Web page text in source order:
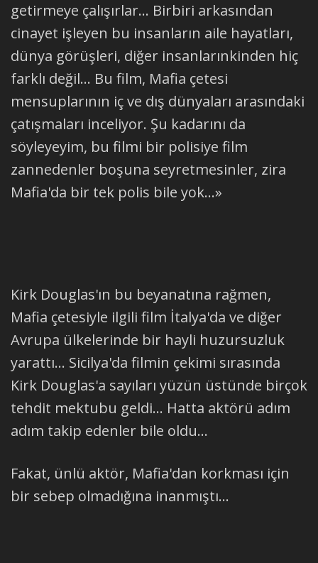
getirmeye çalışırlar... Birbiri arkasından
cinayet işleyen bu insanların aile hayatları,
dünya görüşleri, diğer insanlarınkinden hiç
farklı değil... Bu film, Mafia çetesi
mensuplarının iç ve dış dünyaları arasındaki
çatışmaları inceliyor. Şu kadarını da
söyleyeyim, bu filmi bir polisiye film
zannedenler boşuna seyretmesinler, zira
Mafia'da bir tek polis bile yok...»
Kirk Douglas'ın bu beyanatına rağmen,
Mafia çetesiyle ilgili film İtalya'da ve diğer
Avrupa ülkelerinde bir hayli huzursuzluk
yarattı... Sicilya'da filmin çekimi sırasında
Kirk Douglas'a sayıları yüzün üstünde birçok
tehdit mektubu geldi... Hatta aktörü adım
adım takip edenler bile oldu...
Fakat, ünlü aktör, Mafia'dan korkması için
bir sebep olmadığına inanmıştı...